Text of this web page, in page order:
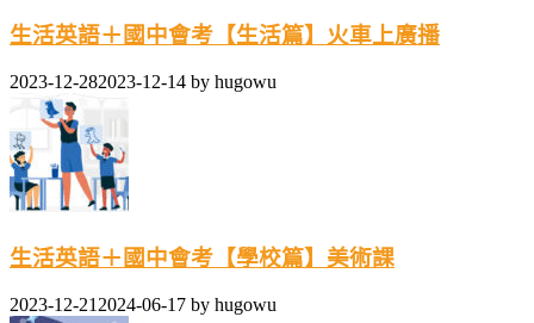
生活英語＋國中會考【生活篇】火車上廣播
2023-12-282023-12-14 by hugowu
生活英語＋國中會考【學校篇】美術課
2023-12-21 2024-06-17 by hugowu